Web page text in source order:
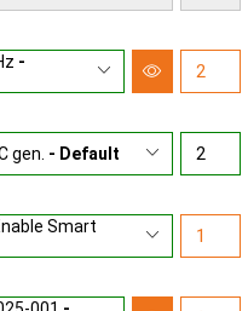
-
gen. - Default
Smart